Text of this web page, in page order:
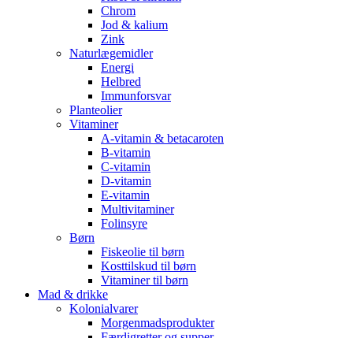
Chrom
Jod & kalium
Zink
Naturlægemidler
Energi
Helbred
Immunforsvar
Planteolier
Vitaminer
A-vitamin & betacaroten
B-vitamin
C-vitamin
D-vitamin
E-vitamin
Multivitaminer
Folinsyre
Børn
Fiskeolie til børn
Kosttilskud til børn
Vitaminer til børn
Mad & drikke
Kolonialvarer
Morgenmadsprodukter